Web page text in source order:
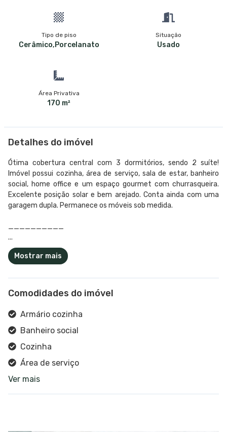
Tipo de piso
Cerâmico,Porcelanato
Situação
Usado
Área Privativa
170 m²
Detalhes do imóvel
Ótima cobertura central com 3 dormitórios, sendo 2 suíte!
Imóvel possui cozinha, área de serviço, sala de estar, banheiro
social, home office e um espaço gourmet com churrasqueira.
Excelente posição solar e bem arejado. Conta ainda com uma
garagem dupla. Permanece os móveis sob medida.
__________
...
Mostrar mais
Comodidades do imóvel
Armário cozinha
Banheiro social
Cozinha
Área de serviço
Churrasqueira
Ver mais